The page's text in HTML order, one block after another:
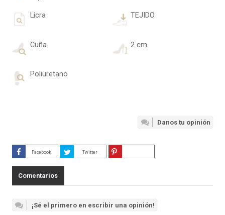
Licra TEJIDO
Cuña 2 cm.
Poliuretano
Danos tu opinión
Facebook Twitter
Comentarios
¡Sé el primero en escribir una opinión!